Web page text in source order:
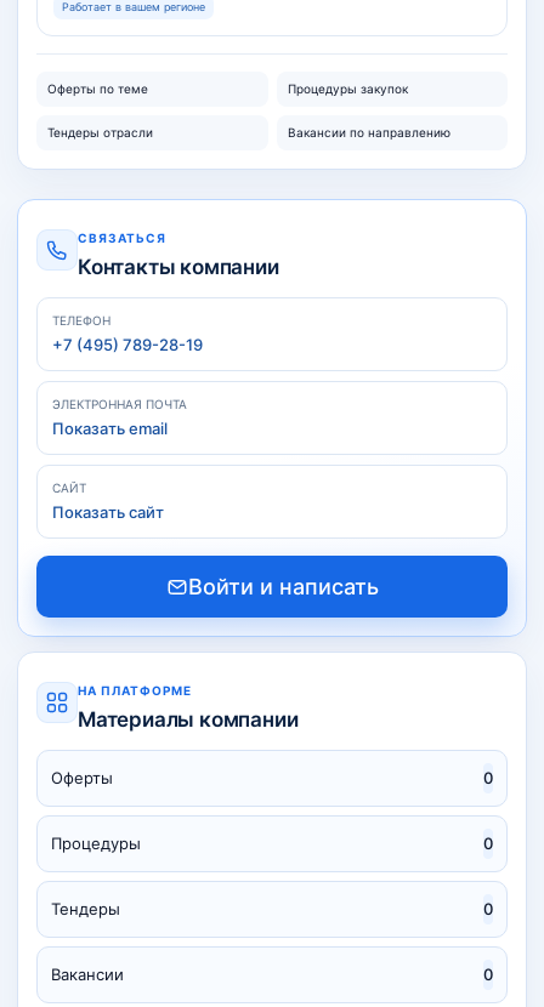
Работает в вашем регионе
Оферты по теме Процедуры закупок
Тендеры отрасли Вакансии по направлению
СВЯЗАТЬСЯ
Контакты компании
ТЕЛЕФОН
+7 (495) 789-28-19
ЭЛЕКТРОННАЯ ПОЧТА
Показать email
САЙТ
Показать сайт
Войти и написать
НА ПЛАТФОРМЕ
Материалы компании
Оферты 0
Процедуры 0
Тендеры 0
Вакансии 0